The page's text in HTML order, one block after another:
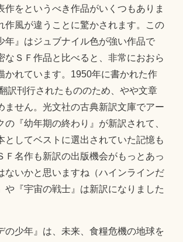
作をというべき作品がいくつもありま
作風が違うことに驚かされます。この
年』はジュブナイル色が強い作品で
なＳＦ作品と比べると、非常におおら
かれています。1950年に書かれた作
訳刊行されたもののため、やや文章
ません。光文社の古典新訳文庫でアー
の『幼年期の終わり』が新訳されて、
としてベストに選出されていた記憶も
Ｆ名作も新訳の出版機会がもっとあっ
ないかと思いますね（ハインラインだ
や『宇宙の戦士』は新訳になりました
の少年』は、未来、食糧危機の地球を